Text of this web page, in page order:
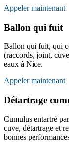
Appeler maintenant
Ballon qui fuit
Ballon qui fuit, qui
(raccords, joint,
eaux à Nice.
Appeler maintenant
Détartrage
Cumulus entartré
cuve, détartrage et
bonnes